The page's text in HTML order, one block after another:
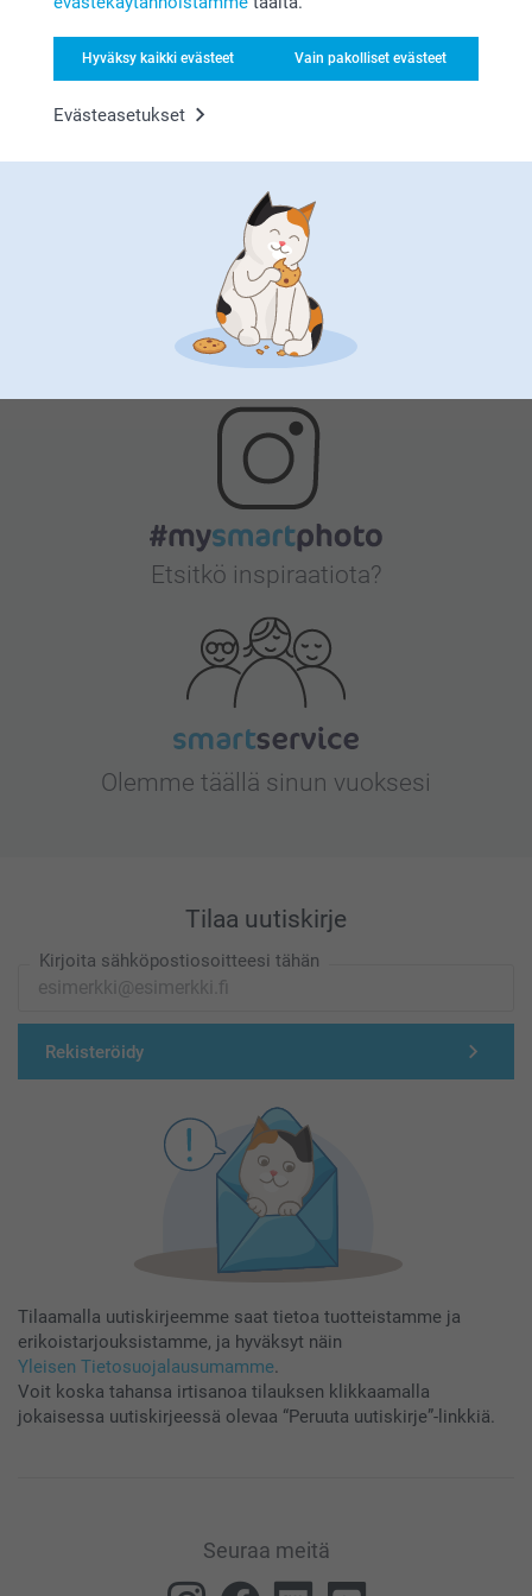
Hyväksy kaikki evästeet Vain pakolliset evästeet
Evästeasetukset
Tyytyväisyystakuu
Bonusta kaikista tilauksista
Etsitkö inspiraatiota?
Olemme täällä sinun vuoksesi
Tilaa uutiskirje
Kirjoita sähköpostiosoitteesi tähän
Rekisteröidy
Tilaamalla uutiskirjeemme saat tietoa tuotteistamme ja
erikoistarjouksistamme, ja hyväksyt näin
Yleisen Tietosuojalausumamme.
Voit koska tahansa irtisanoa tilauksen klikkaamalla
jokaisessa uutiskirjeessä olevaa “Peruuta uutiskirje”-linkkiä.
Seuraa meitä